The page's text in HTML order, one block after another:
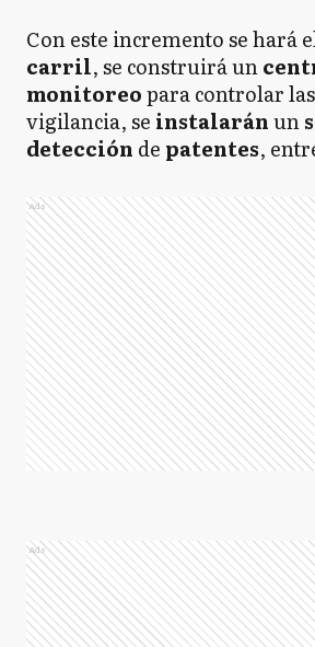
Con este incremento se hará
carril, se construirá un
monitoreopara controlar
vigilancia, se instalaránun
detección de patentes,
Ads
Ads